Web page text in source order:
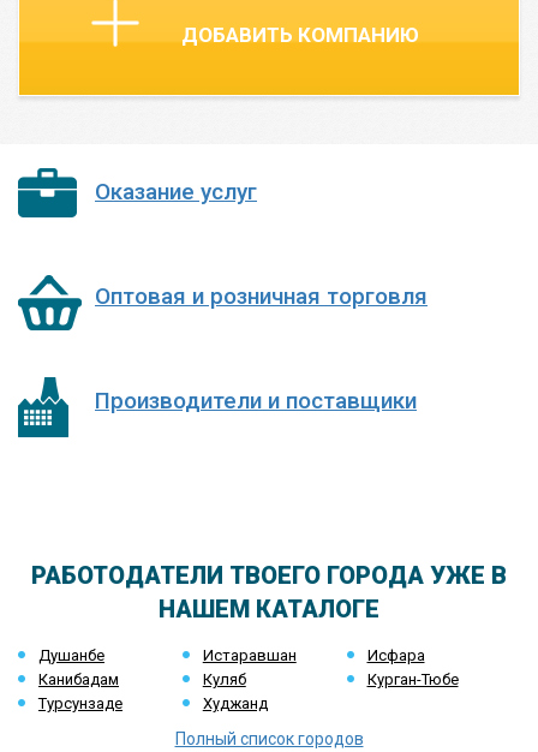
ДОБАВИТЬ КОМПАНИЮ
Оказание услуг
Оптовая и розничная торговля
Производители и поставщики
РАБОТОДАТЕЛИ ТВОЕГО ГОРОДА УЖЕ В
НАШЕМ КАТАЛОГЕ
Душанбе Истаравшан
Исфара
Канибадам
Куляб
Курган-Тюбе
Турсунзаде
Худжанд
Полный список городов